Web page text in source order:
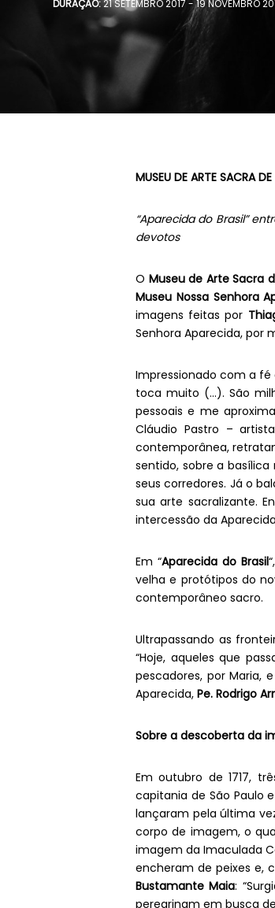
DURAÇÃO:21 SETEMBRO 2017 - 19 NOVEMBRO
MUSEU DE ARTE SACRA
“Aparecida do Brasil”
devotos
O Museu de Arte Sacra
Museu Nossa Senhora
imagens feitas por
Senhora Aparecida, por
Impressionado com a fé
toca muito (…). São
pessoais e me
Cláudio Pastro –
contemporânea,
sentido, sobre a basílica
seus corredores. Já o
sua arte sacralizante.
intercessão da Aparecida
Em “Aparecida do Brasil
velha e protótipos do
contemporâneo sacro.
Ultrapassando as
“Hoje, aqueles que
pescadores, por Maria,
Aparecida, Pe. Rodrigo
Sobre a descoberta da
Em outubro de 1717,
capitania de São Paulo
lançaram pela última
corpo de imagem, o
imagem da Imaculada
encheram de peixes e,
Bustamante Maia:
peregrinam em busca